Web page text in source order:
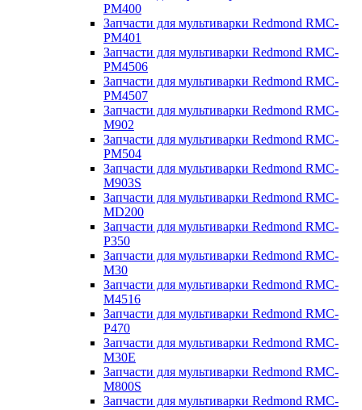
PM400
Запчасти для мультиварки Redmond RMC-
PM401
Запчасти для мультиварки Redmond RMC-
PM4506
Запчасти для мультиварки Redmond RMC-
PM4507
Запчасти для мультиварки Redmond RMC-
M902
Запчасти для мультиварки Redmond RMC-
PM504
Запчасти для мультиварки Redmond RMC-
M903S
Запчасти для мультиварки Redmond RMC-
MD200
Запчасти для мультиварки Redmond RMC-
P350
Запчасти для мультиварки Redmond RMC-
M30
Запчасти для мультиварки Redmond RMC-
M4516
Запчасти для мультиварки Redmond RMC-
P470
Запчасти для мультиварки Redmond RMC-
M30E
Запчасти для мультиварки Redmond RMC-
M800S
Запчасти для мультиварки Redmond RMC-